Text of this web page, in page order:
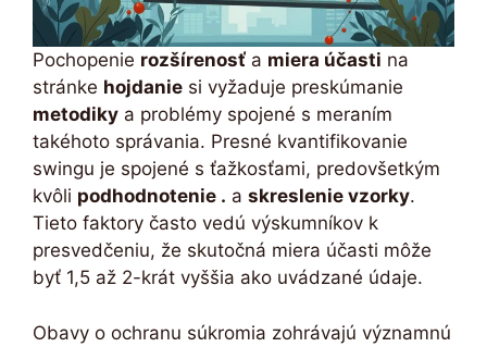
Pochopenie rozšírenosť a miera účasti na
stránke hojdanie si vyžaduje preskúmanie
metodiky a problémy spojené s meraním
takéhoto správania. Presné kvantifikovanie
swingu je spojené s ťažkosťami, predovšetkým
kvôli podhodnotenie . a skreslenie vzorky.
Tieto faktory často vedú výskumníkov k
presvedčeniu, že skutočná miera účasti môže
byť 1,5 až 2-krát vyššia ako uvádzané údaje.
Obavy o ochranu súkromia zohrávajú významnú